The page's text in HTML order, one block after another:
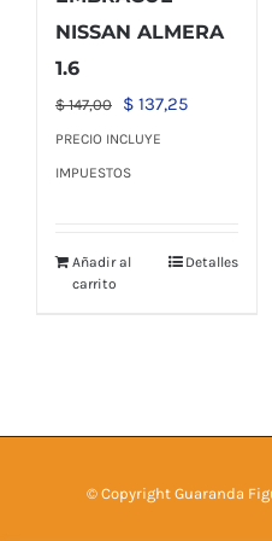
NISSAN ALMERA
1.6
$147,00
El
precio
original
$ 137,25El
PRECIO INCLUYE
IMPUESTOS
Añadir al
carrito
Detalles
© Copyright Guaranda